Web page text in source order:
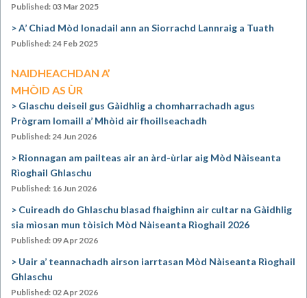
Published: 03 Mar 2025
A’ Chiad Mòd Ionadail ann an Siorrachd Lannraig a Tuath
Published: 24 Feb 2025
NAIDHEACHDAN A’
MHÒID AS ÙR
Glaschu deiseil gus Gàidhlig a chomharrachadh agus
Prògram Iomaill a’ Mhòid air fhoillseachadh
Published: 24 Jun 2026
Rionnagan am pailteas air an àrd-ùrlar aig Mòd Nàiseanta
Rìoghail Ghlaschu
Published: 16 Jun 2026
Cuireadh do Ghlaschu blasad fhaighinn air cultar na Gàidhlig
sia mìosan mun tòisich Mòd Nàiseanta Rìoghail 2026
Published: 09 Apr 2026
Uair a’ teannachadh airson iarrtasan Mòd Nàiseanta Rìoghail
Ghlaschu
Published: 02 Apr 2026